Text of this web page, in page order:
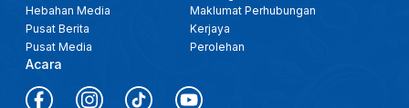
Hebahan Media
Pusat Berita
Pusat Media
Acara
Maklumat Perhubungan
Kerjaya
Perolehan